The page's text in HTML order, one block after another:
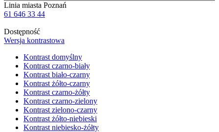
Linia miasta Poznań
61 646 33 44
Dostępność
Wersja kontrastowa
Kontrast domyślny
Kontrast czarno-biały
Kontrast biało-czarny
Kontrast żółto-czarny
Kontrast czarno-żółty
Kontrast czarno-zielony
Kontrast zielono-czarny
Kontrast żółto-niebieski
Kontrast niebiesko-żółty